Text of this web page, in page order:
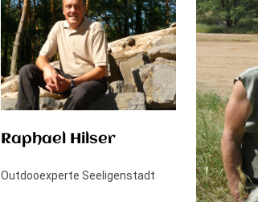
Raphael Hilser
Outdooexperte Seeligenstadt